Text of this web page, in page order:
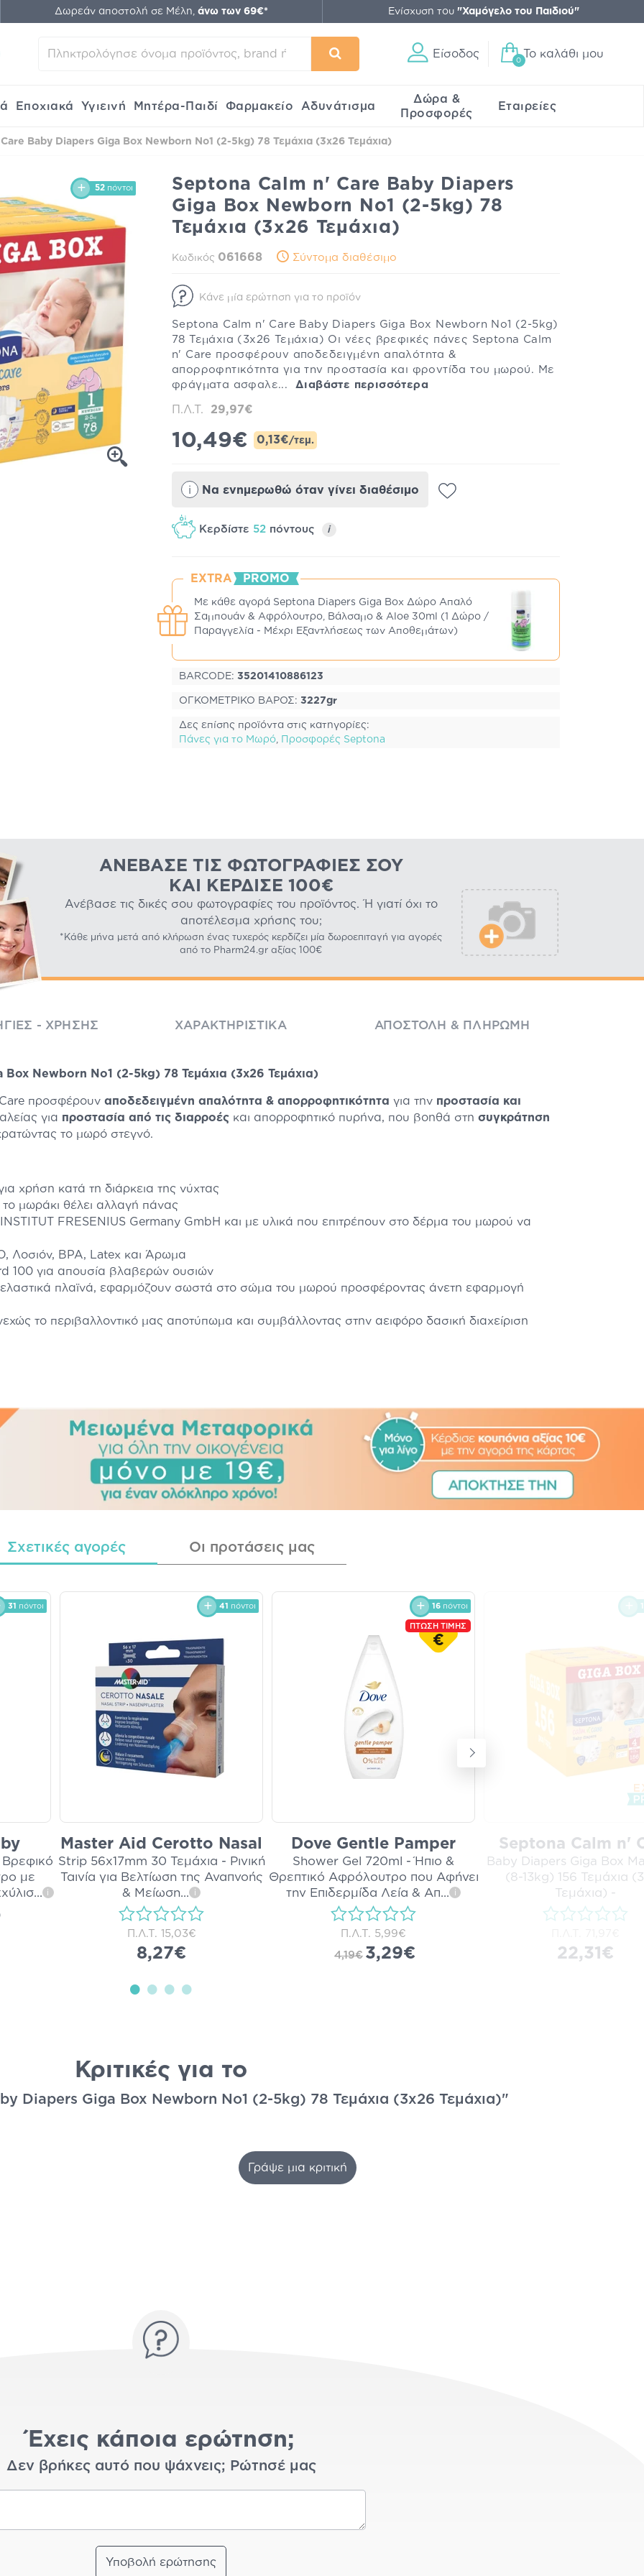
Δωρεάν αποστολή σε Μέλη, άνω των 69€* Ενίσχυση του "Χαμόγελο του Παιδιού"
Είσοδος
0
Το καλάθι μου
Εποχιακά Υγιεινή Μητέρα-Παιδί Φαρμακείο Αδυνάτισμα
Δώρα &
Προσφορές
Εταιρείες
Baby Diapers Giga Box Newborn No1 (2-5kg) 78 Τεμάχια (3x26 Τεμάχια)
52 πόντοι
Septona Calm n' Care Baby Diapers
Giga Box Newborn No1 (2-5kg) 78
Τεμάχια (3x26 Τεμάχια)
Κωδικός 061668 Σύντομα διαθέσιμο
Κάνε μία ερώτηση για το προϊόν
Septona Calm n' Care Baby Diapers Giga Box Newborn No1 (2-5kg)
78 Τεμάχια (3x26 Τεμάχια) Οι νέες βρεφικές πάνες Septona Calm
n' Care προσφέρουν αποδεδειγμένη απαλότητα &
απορροφητικότητα για την προστασία και φροντίδα του μωρού. Με
φράγματα ασφαλε... Διαβάστε περισσότερα
Π.Λ.Τ. 29,97€
10,49€ 0,13€/τεμ.
i Να ενημερωθώ όταν γίνει διαθέσιμο
Κερδίστε 52 πόντους i
EXTRA PROMO
Με κάθε αγορά Septona Diapers Giga Box Δώρο Απαλό
Σαμπουάν & Αφρόλουτρο, Βάλσαμο & Aloe 30ml (1 Δώρο /
Παραγγελία - Μέχρι Εξαντλήσεως των Αποθεμάτων)
BARCODE: 35201410886123
ΟΓΚΟΜΕΤΡΙΚΟ ΒΑΡΟΣ: 3227gr
Δες επίσης προϊόντα στις κατηγορίες:
Πάνες για το Μωρό
Προσφορές Septona
ΑΝΈΒΑΣΕ ΤΙΣ ΦΩΤΟΓΡΑΦΊΕΣ ΣΟΥ
ΚΑΙ ΚΈΡΔΙΣΕ 100€
Ανέβασε τις δικές σου φωτογραφίες του προϊόντος. Ή γιατί όχι το
αποτέλεσμα χρήσης του;
*Κάθε μήνα μετά από κλήρωση ένας τυχερός κερδίζει μία δωροεπιταγή για αγορές
από το Pharm24.gr αξίας 100€
- ΧΡΉΣΗΣ ΧΑΡΑΚΤΗΡΙΣΤΙΚΆ ΑΠΟΣΤΟΛΉ & ΠΛΗΡΩΜΉ
Newborn No1 (2-5kg) 78 Τεμάχια (3x26 Τεμάχια)
προσφέρουν αποδεδειγμένη απαλότητα & απορροφητικότητα για την προστασία και
για προστασία από τις διαρροές και απορροφητικό πυρήνα, που βοηθά στη συγκράτηση
το μωρό στεγνό.
χρήση κατά τη διάρκεια της νύχτας
το μωράκι θέλει αλλαγή πάνας
FRESENIUS Germany GmbH και με υλικά που επιτρέπουν στο δέρμα του μωρού να
Λοσιόν, BPA, Latex και Άρωμα
100 για απουσία βλαβερών ουσιών
ελαστικά πλαϊνά, εφαρμόζουν σωστά στο σώμα του μωρού προσφέροντας άνετη εφαρμογή
το περιβαλλοντικό μας αποτύπωμα και συμβάλλοντας στην αειφόρο δασική διαχείριση
Σχετικές αγορές Οι προτάσεις μας
31 πόντοι
με
... i
41 πόντοι
Master Aid Cerotto Nasal
Strip 56x17mm 30 Τεμάχια - Ρινική
Ταινία για Βελτίωση της Αναπνοής
& Μείωση... i
Π.Λ.Τ. 15,03€
8,27€
16 πόντοι
ΠΤΩΣΗ ΤΙΜΗΣ
€
Dove Gentle Pamper
Shower Gel 720ml - Ήπιο &
Θρεπτικό Αφρόλουτρο που Αφήνει
την Επιδερμίδα Λεία & Απ... i
Π.Λ.Τ. 5,99€
4,19€ 3,29€
Septona Calm n'
Baby Diapers Giga Box
(8-13kg) 156 Τεμάχια
Τεμάχια) -
22,31€
Κριτικές για το
Diapers Giga Box Newborn No1 (2-5kg) 78 Τεμάχια (3x26 Τεμάχια)"
Γράψε μια κριτική
Έχεις κάποια ερώτηση;
Δεν βρήκες αυτό που ψάχνεις; Ρώτησέ μας
Υποβολή ερώτησης